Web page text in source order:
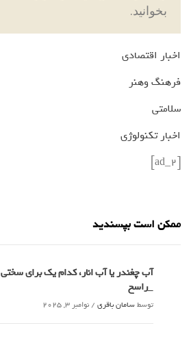
بخوانید.
اخبار اقتصادی
فرهنگ وهنر
سلامتی
اخبار تکنولوژی
[ad_2]
ممکن است بپسندید
آب چغندر یا آب انار، کدام‌ یک برای
_راسخ
توسطسامان باقری / نوامبر 3, 2025